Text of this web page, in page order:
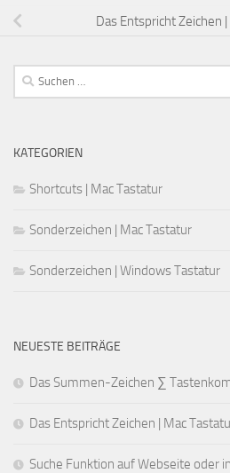
Das Entspricht Zeichen
Suchen
nach:
KATEGORIEN
Shortcuts | Mac Tastatur
Sonderzeichen | Mac Tastatur
Sonderzeichen | Windows Tastatur
NEUESTE BEITRÄGE
Das Summen-Zeichen ∑
Das Entspricht Zeichen | Mac
Suche Funktion auf Webseite oder